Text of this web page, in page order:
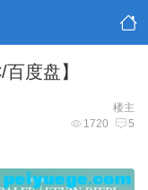
度盘】
楼主
1720 5